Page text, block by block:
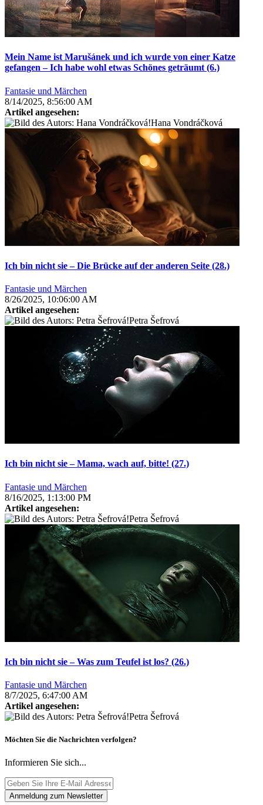
Mein Name ist Marušánek und ich wurde von einer Katze
gefangen – Ich habe wohl etwas Schönes geträumt (6.)
Fantasie und Märchen
8/14/2025, 8:56:00 AM
Artikel angesehen:
Hana Vondráčková
Ich bin nicht sie – Die Brücke auf der anderen Seite (28.)
Fantasie und Märchen
8/26/2025, 10:06:00 AM
Artikel angesehen:
Petra Šefrová
Ich bin nicht sie – Mama, wach auf, bitte! (27.)
Fantasie und Märchen
8/16/2025, 1:13:00 PM
Artikel angesehen:
Petra Šefrová
Ich bin nicht sie – Was zum Teufel ist los? (26.)
Fantasie und Märchen
8/7/2025, 6:47:00 AM
Artikel angesehen:
Petra Šefrová
Möchten Sie die Nachrichten verfolgen?
Informieren Sie sich...
Anmeldung zum Newsletter